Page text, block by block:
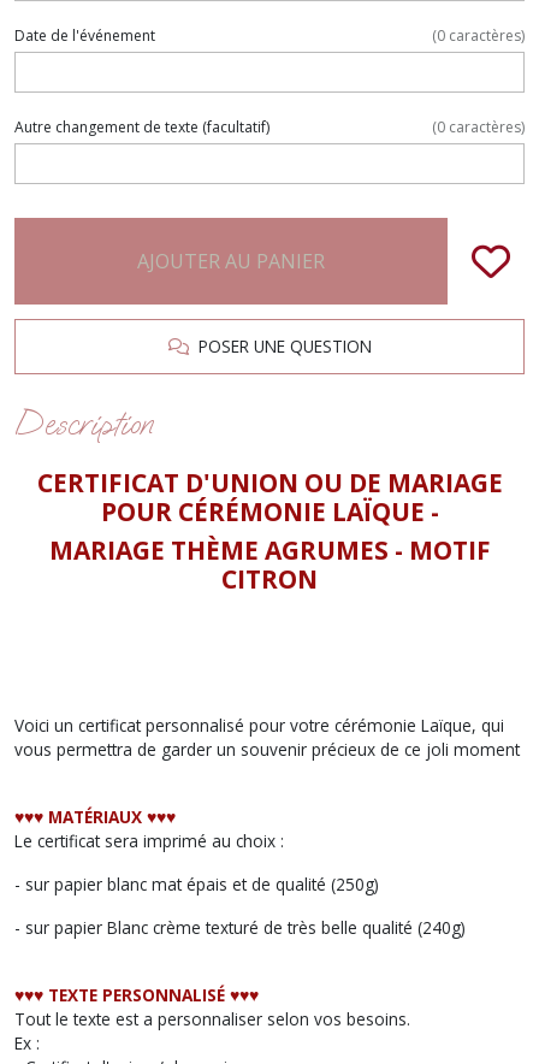
Date de l'événement (0 caractères)
Autre changement de texte (facultatif) (0 caractères)
AJOUTER AU PANIER
POSER UNE QUESTION
Description
CERTIFICAT D'UNION OU DE MARIAGE
POUR CÉRÉMONIE LAÏQUE -
MARIAGE THÈME AGRUMES - MOTIF
CITRON
Voici un certificat personnalisé pour votre cérémonie Laïque, qui
vous permettra de garder un souvenir précieux de ce joli moment
♥︎♥︎♥︎ MATÉRIAUX ♥︎♥︎♥︎
Le certificat sera imprimé au choix :
- sur papier blanc mat épais et de qualité (250g)
- sur papier Blanc crème texturé de très belle qualité (240g)
♥︎♥︎♥︎ TEXTE PERSONNALISÉ ♥︎♥︎♥︎
Tout le texte est a personnaliser selon vos besoins.
Ex :